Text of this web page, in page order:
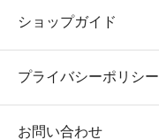
ショップガイド
プライバシーポリシー
お問い合わせ